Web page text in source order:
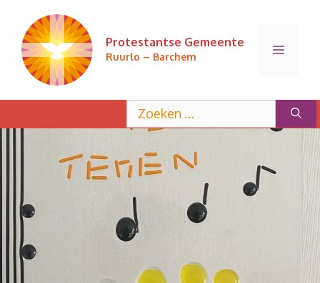
inhoud
Protestantse Gemeente
Ruurlo – Barchem
Menu
naar: